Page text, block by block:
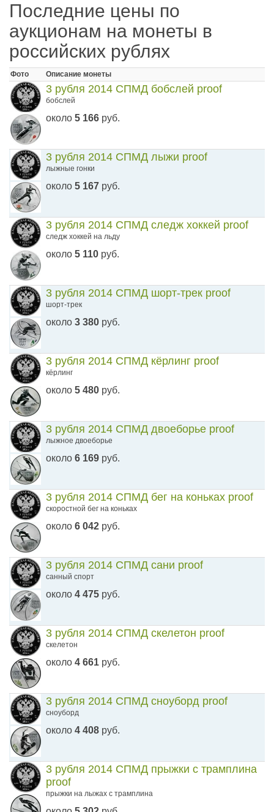
Последние цены по
аукционам на монеты в
российских рублях
Фото Описание монеты
3 рубля 2014 СПМД бобслей proof
бобслей
около 5 166 руб.
3 рубля 2014 СПМД лыжи proof
лыжные гонки
около 5 167 руб.
3 рубля 2014 СПМД следж хоккей proof
следж хоккей на льду
около 5 110 руб.
3 рубля 2014 СПМД шорт-трек proof
шорт-трек
около 3 380 руб.
3 рубля 2014 СПМД кёрлинг proof
кёрлинг
около 5 480 руб.
3 рубля 2014 СПМД двоеборье proof
лыжное двоеборье
около 6 169 руб.
3 рубля 2014 СПМД бег на коньках proof
скоростной бег на коньках
около 6 042 руб.
3 рубля 2014 СПМД сани proof
санный спорт
около 4 475 руб.
3 рубля 2014 СПМД скелетон proof
скелетон
около 4 661 руб.
3 рубля 2014 СПМД сноуборд proof
сноуборд
около 4 408 руб.
3 рубля 2014 СПМД прыжки с трамплина
proof
прыжки на лыжах с трамплина